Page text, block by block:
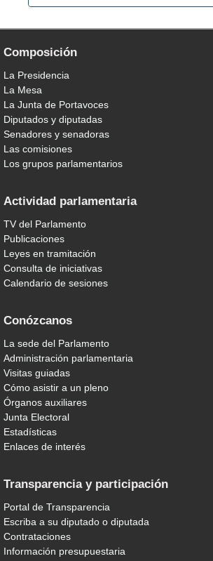
Composición
La Presidencia
La Mesa
La Junta de Portavoces
Diputados y diputadas
Senadores y senadoras
Las comisiones
Los grupos parlamentarios
Actividad parlamentaria
TV del Parlamento
Publicaciones
Leyes en tramitación
Consulta de iniciativas
Calendario de sesiones
Conózcanos
La sede del Parlamento
Administración parlamentaria
Visitas guiadas
Cómo asistir a un pleno
Órganos auxiliares
Junta Electoral
Estadísticas
Enlaces de interés
Transparencia y participación
Portal de Transparencia
Escriba a su diputado o diputada
Contrataciones
Información presupuestaria